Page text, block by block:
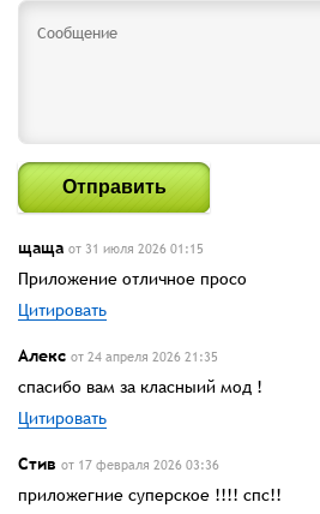
Отправить
щаща от 31 июля 2026 01:15
Приложение отличное просо
Цитировать
Алекс от 24 апреля 2026 21:35
спасибо вам за класныий мод !
Цитировать
Стив от 17 февраля 2026 03:36
приложегние суперское !!!! спс!!